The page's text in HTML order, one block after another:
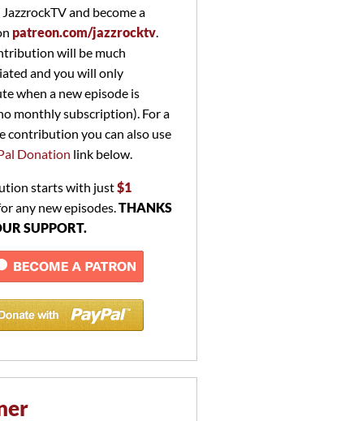
and become a
patreon.com/jazzrocktv
will be much
and you will only
when a new episode is
monthly subscription). For a
contribution you can also use
Donation link below.
starts with just$1
any new episodes. THANKS
SUPPORT.